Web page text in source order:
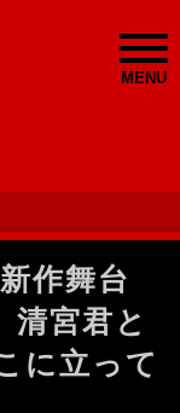
MENU
作舞台
宮君と
に立って